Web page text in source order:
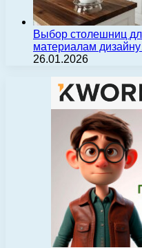
Выбор столешниц
материалам
26.01.2026